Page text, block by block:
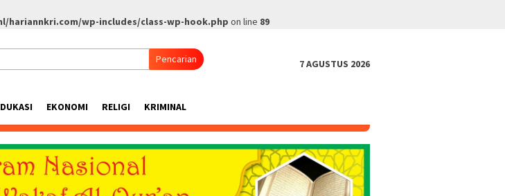
hariannkri.com/wp-includes/class-wp-hook.php on line 89
Pencarian 7 AGUSTUS 2026
EKONOMI RELIGI KRIMINAL